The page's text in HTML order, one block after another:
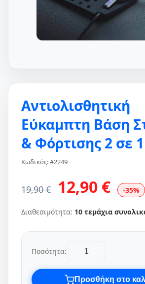
Αντιολισθητική
Εύκαμπτη Βάση
& Φόρτισης 2 σε 1
Κωδικός: #2249
19,90 € 12,90 € -35%
Διαθεσιμότητα: 10 τεμάχια
Ποσότητα:
Προσθήκη στο